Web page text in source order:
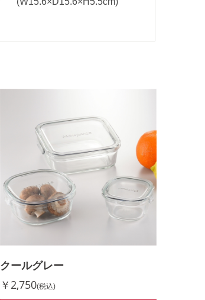
クールグレー
￥2,750(税込)